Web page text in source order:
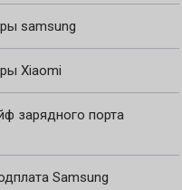
samsung
Xiaomi
зарядного порта
Samsung